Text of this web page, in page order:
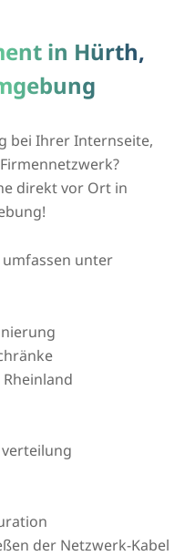
in Hürth,
bei Ihrer Internseite,
direkt vor Ort in
unter
der Netzwerk-Kabel